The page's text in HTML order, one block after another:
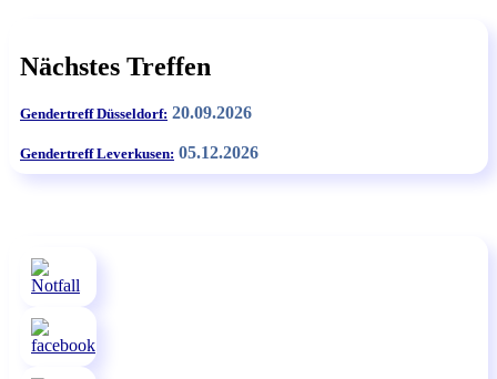
Nächstes Treffen
Gendertreff Düsseldorf: 20.09.2026
Gendertreff Leverkusen: 05.12.2026